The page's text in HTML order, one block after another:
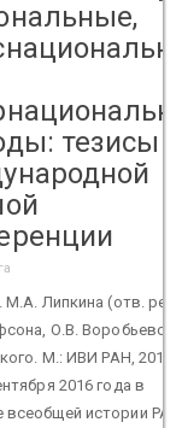
тезисы
М.А. Липкина (отв.
О.В. Воробьевой
М.: ИВИ РАН, 2016.
2016 года в
всеобщей истории РАН